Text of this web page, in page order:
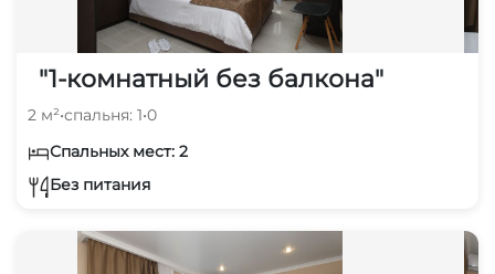
"1-комнатный без балкона"
2 м²•спальня: 1•0
Спальных мест: 2
Без питания